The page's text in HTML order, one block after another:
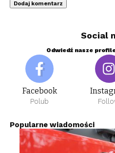
Social
Odwiedź nasze
Facebook
Polub
Popularne wiadomości